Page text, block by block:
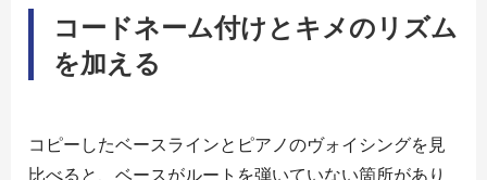
コードネーム付けとキメのリズム
を加える
コピーしたベースラインとピアノのヴォイシングを見
比べると、ベースがルートを弾いていない箇所があり